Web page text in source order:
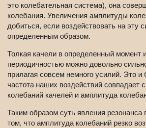
это колебательная система), она
колебания. Увеличения амплитуды
добиться, если воздействовать на эту
определенным образом.
Толкая качели в определенный момент
периодичностью можно довольно
прилагая совсем немного усилий. Это и
частота наших воздействий совпадает
колебаний качелей и амплитуда
Таким образом суть явления резонанса
том, что амплитуда колебаний резко